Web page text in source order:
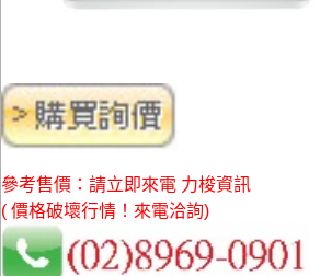
參考售價：請立即來電 力梭資訊
( 價格破壞行情！來電洽詢)